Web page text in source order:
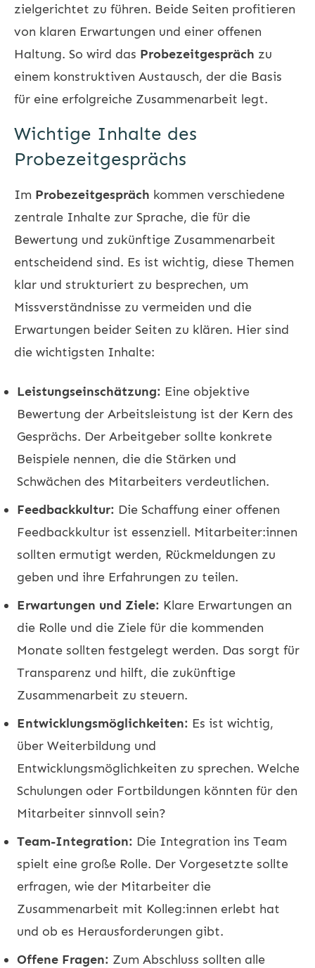
zielgerichtet zu führen. Beide Seiten profitieren
von klaren Erwartungen und einer offenen
Haltung. So wird das Probezeitgespräch zu
einem konstruktiven Austausch, der die Basis
für eine erfolgreiche Zusammenarbeit legt.
Wichtige Inhalte des
Probezeitgesprächs
Im Probezeitgespräch kommen verschiedene
zentrale Inhalte zur Sprache, die für die
Bewertung und zukünftige Zusammenarbeit
entscheidend sind. Es ist wichtig, diese Themen
klar und strukturiert zu besprechen, um
Missverständnisse zu vermeiden und die
Erwartungen beider Seiten zu klären. Hier sind
die wichtigsten Inhalte:
Leistungseinschätzung: Eine objektive
Bewertung der Arbeitsleistung ist der Kern des
Gesprächs. Der Arbeitgeber sollte konkrete
Beispiele nennen, die die Stärken und
Schwächen des Mitarbeiters verdeutlichen.
Feedbackkultur: Die Schaffung einer offenen
Feedbackkultur ist essenziell. Mitarbeiter:innen
sollten ermutigt werden, Rückmeldungen zu
geben und ihre Erfahrungen zu teilen.
Erwartungen und Ziele: Klare Erwartungen an
die Rolle und die Ziele für die kommenden
Monate sollten festgelegt werden. Das sorgt für
Transparenz und hilft, die zukünftige
Zusammenarbeit zu steuern.
Entwicklungsmöglichkeiten: Es ist wichtig,
über Weiterbildung und
Entwicklungsmöglichkeiten zu sprechen. Welche
Schulungen oder Fortbildungen könnten für den
Mitarbeiter sinnvoll sein?
Team-Integration: Die Integration ins Team
spielt eine große Rolle. Der Vorgesetzte sollte
erfragen, wie der Mitarbeiter die
Zusammenarbeit mit Kolleg:innen erlebt hat
und ob es Herausforderungen gibt.
Offene Fragen: Zum Abschluss sollten alle